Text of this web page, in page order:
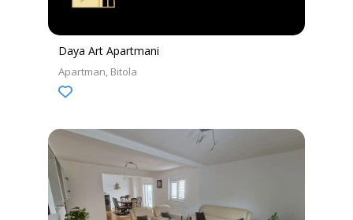
Daya Art Apartmani
Apartman Bitola